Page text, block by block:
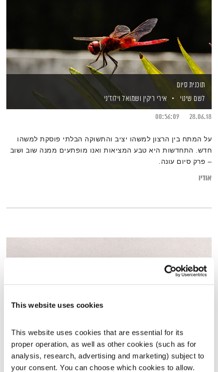
This website uses cookies
This website uses cookies that are essential for its
proper operation, as well as other cookies (such as for
analysis, research, advertising and marketing) subject to
your consent. You can choose which cookies to allow.
תוכנית סיום
לשם שינוי
אירי ריקין ושמואל וילוז'ני
28.06.18
00:56:09
על המתח בין הרצון למשהו יציב והתשוקה הבלתי פוסקת למשהו
חדש. התחדשות היא טבע המציאות ואנו מופתעים ממנה שוב ושוב
– פרק סיום עונה.
אודיו
כל יום מחדש – 14.5.19
כל יום מחדש
אמיר פרי